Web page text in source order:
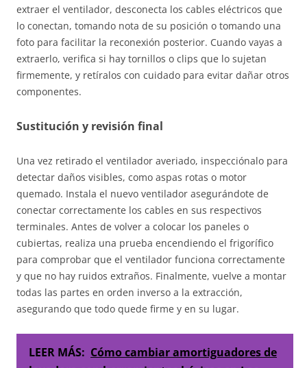
extraer el ventilador, desconecta los cables eléctricos que
lo conectan, tomando nota de su posición o tomando una
foto para facilitar la reconexión posterior. Cuando vayas a
extraerlo, verifica si hay tornillos o clips que lo sujetan
firmemente, y retíralos con cuidado para evitar dañar otros
componentes.
Sustitución y revisión final
Una vez retirado el ventilador averiado, inspecciónalo para
detectar daños visibles, como aspas rotas o motor
quemado. Instala el nuevo ventilador asegurándote de
conectar correctamente los cables en sus respectivos
terminales. Antes de volver a colocar los paneles o
cubiertas, realiza una prueba encendiendo el frigorífico
para comprobar que el ventilador funciona correctamente
y que no hay ruidos extraños. Finalmente, vuelve a montar
todas las partes en orden inverso a la extracción,
asegurando que todo quede firme y en su lugar.
LEER MÁS: Cómo cambiar amortiguadores de